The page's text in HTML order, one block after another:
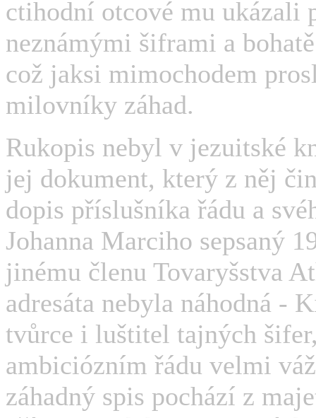
ctihodní otcové mu ukázali
neznámými šiframi a
což jaksi mimochodem
milovníky záhad.
Rukopis nebyl v jezuitské
jej dokument, který z něj
dopis příslušníka řádu a
Johanna Marciho sepsaný
jinému členu Tovaryšstva
adresáta nebyla náhodná -
tvůrce i luštitel tajných
ambiciózním řádu velmi
záhadný spis pochází z